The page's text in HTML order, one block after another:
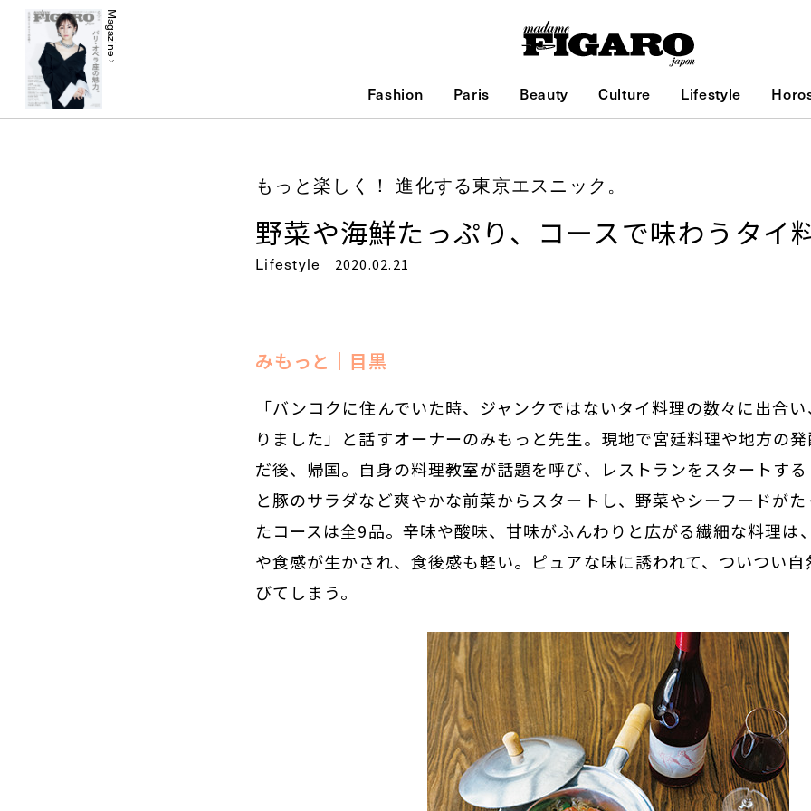
Magazine
Fashion Paris Beauty Culture Lifestyle
もっと楽しく！ 進化する東京エスニック。
野菜や海鮮たっぷり、コースで味わうタイ
Lifestyle 2020.02.21
みもっと｜目黒
「バンコクに住んでいた時、ジャンクではないタイ料理の数々に出合
りました」と話すオーナーのみもっと先生。現地で宮廷料理や地方の
だ後、帰国。自身の料理教室が話題を呼び、レストランをスタートす
と豚のサラダなど爽やかな前菜からスタートし、野菜やシーフードが
たコースは全9品。辛味や酸味、甘味がふんわりと広がる繊細な料理は
や食感が生かされ、食後感も軽い。ピュアな味に誘われて、ついつい
びてしまう。